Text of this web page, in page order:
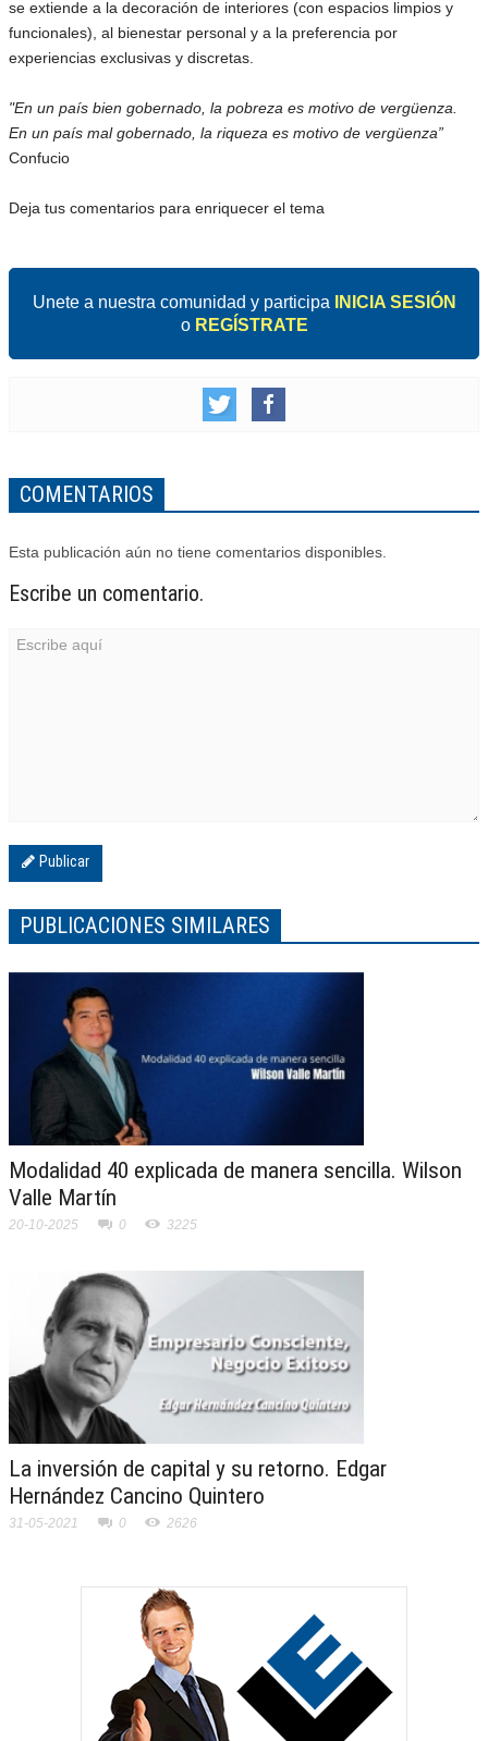
se extiende a la decoración de interiores (con espacios limpios y
funcionales), al bienestar personal y a la preferencia por
experiencias exclusivas y discretas.
"En un país bien gobernado, la pobreza es motivo de vergüenza.
En un país mal gobernado, la riqueza es motivo de vergüenza”
Confucio
Deja tus comentarios para enriquecer el tema
Unete a nuestra comunidad y participa
INICIA SESIÓN
o REGÍSTRATE
COMENTARIOS
Esta publicación aún no tiene comentarios disponibles.
Escribe un comentario.
Publicar
PUBLICACIONES SIMILARES
Modalidad 40 explicada de manera sencilla. Wilson
Valle Martín
20-10-2025 0 3225
La inversión de capital y su retorno. Edgar
Hernández Cancino Quintero
31-05-2021 0 2626